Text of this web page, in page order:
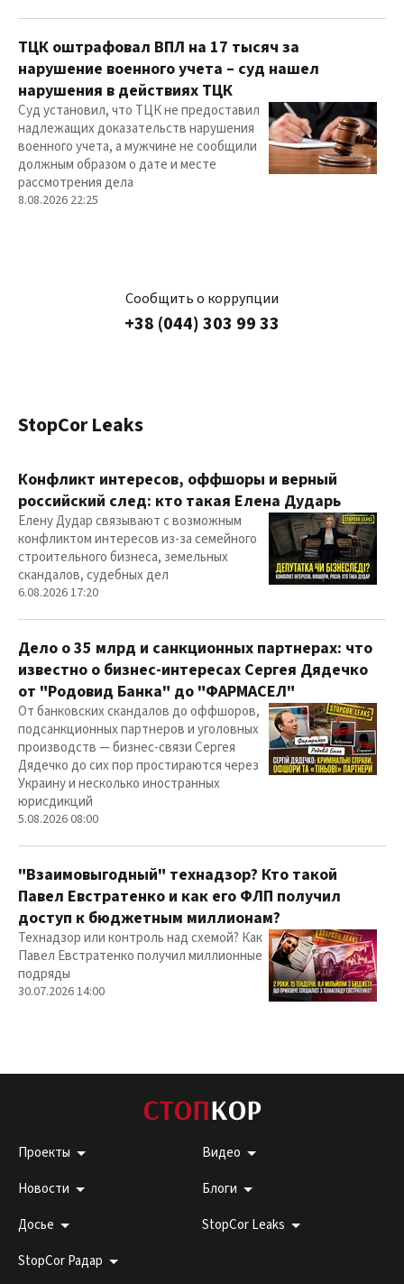
ТЦК оштрафовал ВПЛ на 17 тысяч за
нарушение военного учета – суд нашел
нарушения в действиях ТЦК
Суд установил, что ТЦК не предоставил
надлежащих доказательств нарушения
военного учета, а мужчине не сообщили
должным образом о дате и месте
рассмотрения дела
8.08.2026 22:25
Сообщить о коррупции
+38 (044) 303 99 33
StopCor Leaks
Конфликт интересов, оффшоры и верный
российский след: кто такая Елена Дударь
Елену Дудар связывают с возможным
конфликтом интересов из-за семейного
строительного бизнеса, земельных
скандалов, судебных дел
6.08.2026 17:20
Дело о 35 млрд и санкционных партнерах: что
известно о бизнес-интересах Сергея Дядечко
от "Родовид Банка" до "ФАРМАСЕЛ"
От банковских скандалов до оффшоров,
подсанкционных партнеров и уголовных
производств — бизнес-связи Сергея
Дядечко до сих пор простираются через
Украину и несколько иностранных
юрисдикций
5.08.2026 08:00
"Взаимовыгодный" технадзор? Кто такой
Павел Евстратенко и как его ФЛП получил
доступ к бюджетным миллионам?
Технадзор или контроль над схемой? Как
Павел Евстратенко получил миллионные
подряды
30.07.2026 14:00
Проекты
Видео
Новости
Блоги
Досье
StopCor Leaks
StopCor Радар